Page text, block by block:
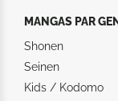
MANGAS PAR
Shonen
Seinen
Kids / Kodomo